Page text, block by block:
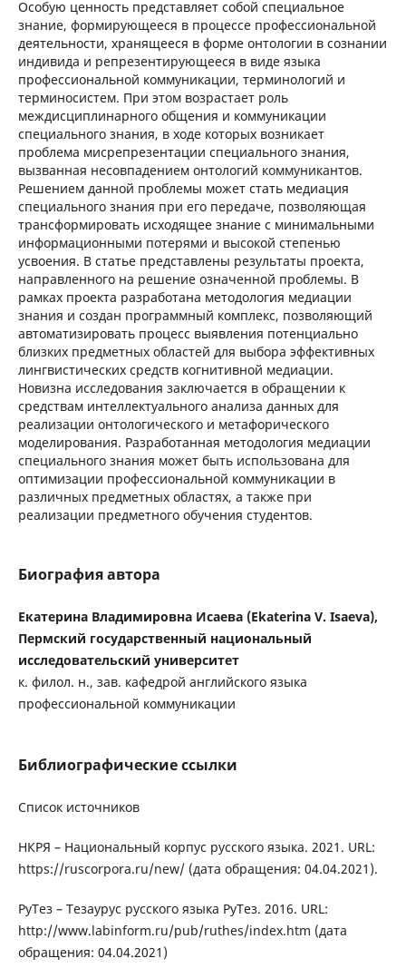
Особую ценность представляет собой специальное
знание, формирующееся в процессе профессиональной
деятельности, хранящееся в форме онтологии в сознании
индивида и репрезентирующееся в виде языка
профессиональной коммуникации, терминологий и
терминосистем. При этом возрастает роль
междисциплинарного общения и коммуникации
специального знания, в ходе которых возникает
проблема мисрепрезентации специального знания,
вызванная несовпадением онтологий коммуникантов.
Решением данной проблемы может стать медиация
специального знания при его передаче, позволяющая
трансформировать исходящее знание с минимальными
информационными потерями и высокой степенью
усвоения. В статье представлены результаты проекта,
направленного на решение означенной проблемы. В
рамках проекта разработана методология медиации
знания и создан программный комплекс, позволяющий
автоматизировать процесс выявления потенциально
близких предметных областей для выбора эффективных
лингвистических средств когнитивной медиации.
Новизна исследования заключается в обращении к
средствам интеллектуального анализа данных для
реализации онтологического и метафорического
моделирования. Разработанная методология медиации
специального знания может быть использована для
оптимизации профессиональной коммуникации в
различных предметных областях, а также при
реализации предметного обучения студентов.
Биография автора
Екатерина Владимировна Исаева (Ekaterina V. Isaeva),
Пермский государственный национальный
исследовательский университет
к. филол. н., зав. кафедрой английского языка
профессиональной коммуникации
Библиографические ссылки
Список источников
НКРЯ – Национальный корпус русского языка. 2021. URL:
https://ruscorpora.ru/new/ (дата обращения: 04.04.2021).
РуТез – Тезаурус русского языка РуТез. 2016. URL:
http://www.labinform.ru/pub/ruthes/index.htm (дата
обращения: 04.04.2021)